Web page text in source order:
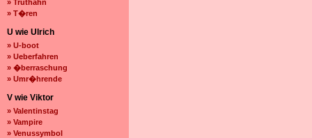
» Truthahn
» T�ren
U wie Ulrich
» U-boot
» Ueberfahren
» �berraschung
» Umr�hrende
V wie Viktor
» Valentinstag
» Vampire
» Venussymbol